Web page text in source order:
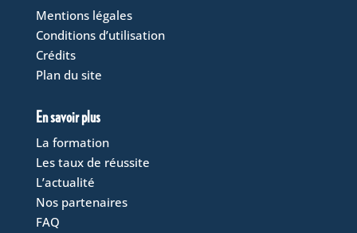
Mentions légales
Conditions d’utilisation
Crédits
Plan du site
En savoir plus
La formation
Les taux de réussite
L’actualité
Nos partenaires
FAQ